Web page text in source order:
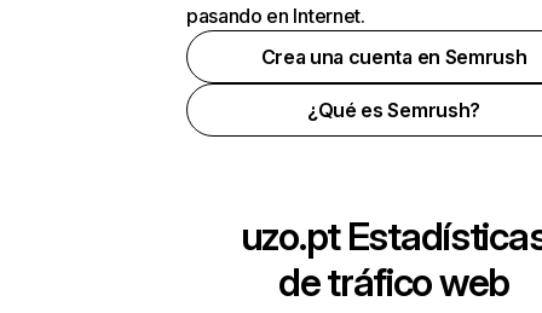
pasando en Internet.
Crea una cuenta en Semrush
¿Qué es Semrush?
uzo.pt
de tráfico web